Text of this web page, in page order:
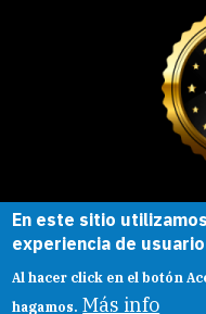
Esta
Creative
CompartirIgual |
En este sitio
experiencia de usuario
Al hacer click en el botón
hagamos. Más info